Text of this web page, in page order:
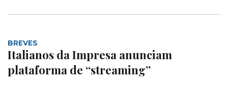
BREVES
Italianos da Impresa anunciam
plataforma de “streaming”